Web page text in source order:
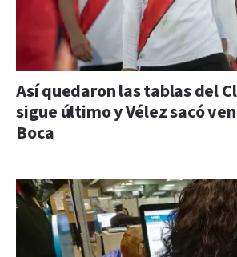
Así quedaron las tablas del
sigue último y Vélez sacó
Boca